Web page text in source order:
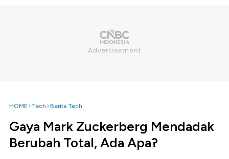
HOME Tech Berita Tech
Gaya Mark Zuckerberg Mendadak
Berubah Total, Ada Apa?